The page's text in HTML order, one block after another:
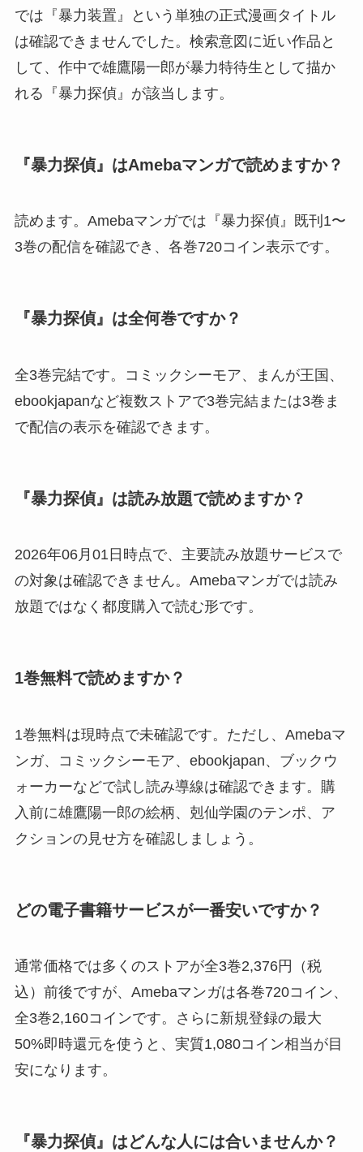
では『暴力装置』という単独の正式漫画タイトル
は確認できませんでした。検索意図に近い作品と
して、作中で雄鷹陽一郎が暴力特待生として描か
れる『暴力探偵』が該当します。
『暴力探偵』はAmebaマンガで読めますか？
読めます。Amebaマンガでは『暴力探偵』既刊1〜
3巻の配信を確認でき、各巻720コイン表示です。
『暴力探偵』は全何巻ですか？
全3巻完結です。コミックシーモア、まんが王国、
ebookjapanなど複数ストアで3巻完結または3巻ま
で配信の表示を確認できます。
『暴力探偵』は読み放題で読めますか？
2026年06月01日時点で、主要読み放題サービスで
の対象は確認できません。Amebaマンガでは読み
放題ではなく都度購入で読む形です。
1巻無料で読めますか？
1巻無料は現時点で未確認です。ただし、Amebaマ
ンガ、コミックシーモア、ebookjapan、ブックウ
ォーカーなどで試し読み導線は確認できます。購
入前に雄鷹陽一郎の絵柄、剋仙学園のテンポ、ア
クションの見せ方を確認しましょう。
どの電子書籍サービスが一番安いですか？
通常価格では多くのストアが全3巻2,376円（税
込）前後ですが、Amebaマンガは各巻720コイン、
全3巻2,160コインです。さらに新規登録の最大
50%即時還元を使うと、実質1,080コイン相当が目
安になります。
『暴力探偵』はどんな人には合いませんか？